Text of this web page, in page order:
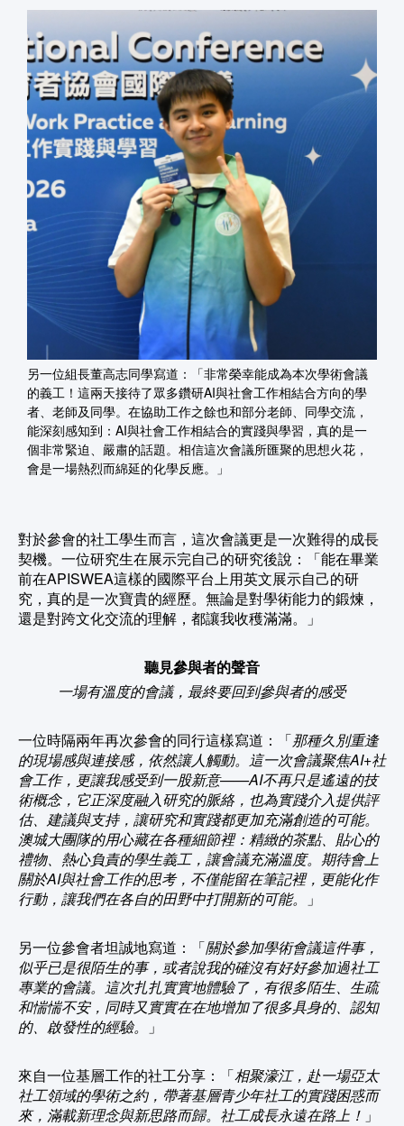
另一位組長董高志同學寫道：「非常榮幸能成為本次學術會議
的義工！這兩天接待了眾多鑽研AI與社會工作相結合方向的學
者、老師及同學。在協助工作之餘也和部分老師、同學交流，
能深刻感知到：AI與社會工作相結合的實踐與學習，真的是一
個非常緊迫、嚴肅的話題。相信這次會議所匯聚的思想火花，
會是一場熱烈而綿延的化學反應。」
對於參會的社工學生而言，這次會議更是一次難得的成長
契機。一位研究生在展示完自己的研究後說：「能在畢業
前在APISWEA這樣的國際平台上用英文展示自己的研
究，真的是一次寶貴的經歷。無論是對學術能力的鍛煉，
還是對跨文化交流的理解，都讓我收穫滿滿。」
聽見參與者的聲音
一場有溫度的會議，最終要回到參與者的感受
一位時隔兩年再次參會的同行這樣寫道：「那種久別重逢
的現場感與連接感，依然讓人觸動。這一次會議聚焦AI+社
會工作，更讓我感受到一股新意——AI不再只是遙遠的技
術概念，它正深度融入研究的脈絡，也為實踐介入提供評
估、建議與支持，讓研究和實踐都更加充滿創造的可能。
澳城大團隊的用心藏在各種細節裡：精緻的茶點、貼心的
禮物、熱心負責的學生義工，讓會議充滿溫度。期待會上
關於AI與社會工作的思考，不僅能留在筆記裡，更能化作
行動，讓我們在各自的田野中打開新的可能。
」
另一位參會者坦誠地寫道：「關於參加學術會議這件事，
似乎已是很陌生的事，或者說我的確沒有好好參加過社工
專業的會議。這次扎扎實實地體驗了，有很多陌生、生疏
和惴惴不安，同時又實實在在地增加了很多具身的、認知
的、啟發性的經驗。
」
來自一位基層工作的社工分享：「相聚濠江，赴一場亞太
社工領域的學術之約，帶著基層青少年社工的實踐困惑而
來，滿載新理念與新思路而歸。社工成長永遠在路上！ 」